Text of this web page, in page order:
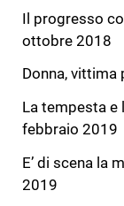
Il progresso
ottobre 2018
Donna,
La tempesta e
febbraio 2019
E’ di scena la
2019